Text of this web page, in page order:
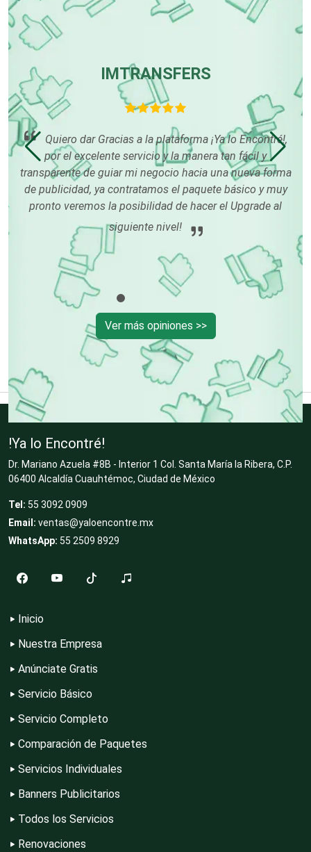
Centros Comerciales
Centros de Espectáculos
Centros de Nutrición
Centros Turísticos
Cibercafés
Clínicas de Belleza
Clínicas de Rehabilitación
Clubes Deportivos
Cocinas Integrales
Compresores de aire
Computadoras
Conferencias Empresariales
Construcciones en General
IMTRANSFERS
Quiero dar Gracias a la plataforma ¡Ya lo Encontré!,
por el excelente servicio y la manera tan fácil y
transparente de guiar mi negocio hacia una nueva forma
de publicidad, ya contratamos el paquete básico y muy
pronto veremos la posibilidad de hacer el Upgrade al
siguiente nivel!
Ver más opiniones >>
!Ya lo Encontré!
Dr. Mariano Azuela #8B - Interior 1 Col. Santa María la Ribera, C.P.
06400 Alcaldía Cuauhtémoc, Ciudad de México
Tel: 55 3092 0909
Email: ventas@yaloencontre.mx
WhatsApp: 55 2509 8929
Inicio
Nuestra Empresa
Anúnciate Gratis
Servicio Básico
Servicio Completo
Comparación de Paquetes
Servicios Individuales
Banners Publicitarios
Todos los Servicios
Renovaciones